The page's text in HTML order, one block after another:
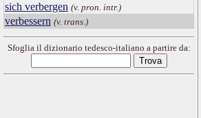
sich verbergen (v. pron. intr.)
verbessern (v. trans.)
Sfoglia il dizionario tedesco-italiano a partire da: